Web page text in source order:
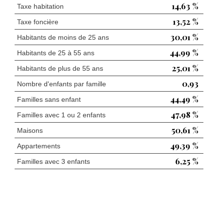
Taxe habitation 14,63 %
Taxe foncière 13,52 %
Habitants de moins de 25 ans 30,01 %
Habitants de 25 à 55 ans 44,99 %
Habitants de plus de 55 ans 25,01 %
Nombre d'enfants par famille 0,93
Familles sans enfant 44,49 %
Familles avec 1 ou 2 enfants 47,98 %
Maisons 50,61 %
Appartements 49,39 %
Familles avec 3 enfants 6,25 %